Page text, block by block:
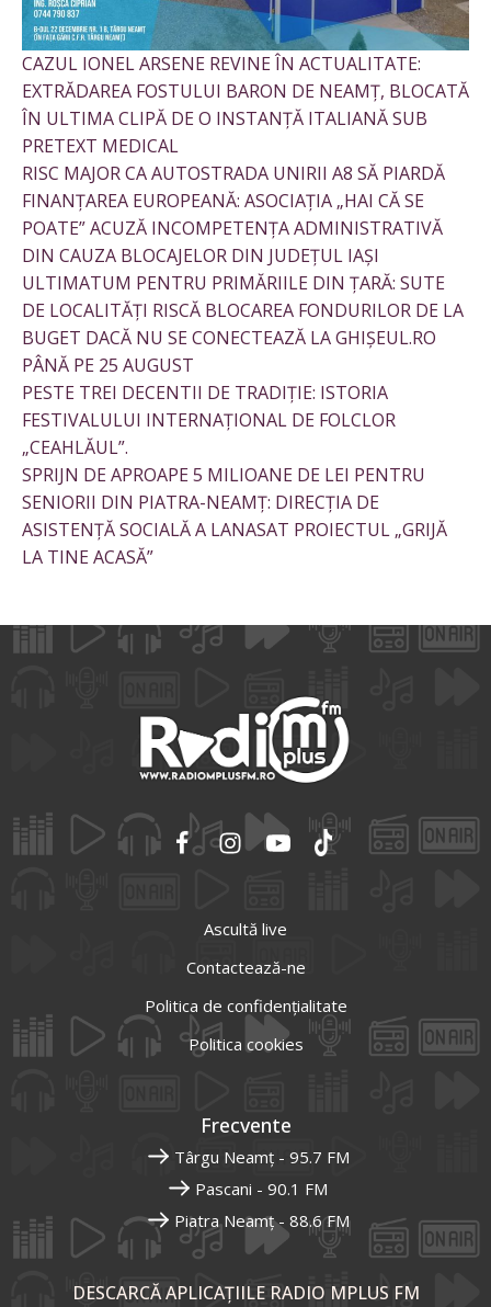
CAZUL IONEL ARSENE REVINE ÎN ACTUALITATE:
EXTRĂDAREA FOSTULUI BARON DE NEAMȚ, BLOCATĂ
ÎN ULTIMA CLIPĂ DE O INSTANȚĂ ITALIANĂ SUB
PRETEXT MEDICAL
RISC MAJOR CA AUTOSTRADA UNIRII A8 SĂ PIARDĂ
FINANȚAREA EUROPEANĂ: ASOCIAȚIA „HAI CĂ SE
POATE” ACUZĂ INCOMPETENȚA ADMINISTRATIVĂ
DIN CAUZA BLOCAJELOR DIN JUDEȚUL IAȘI
ULTIMATUM PENTRU PRIMĂRIILE DIN ȚARĂ: SUTE
DE LOCALITĂȚI RISCĂ BLOCAREA FONDURILOR DE LA
BUGET DACĂ NU SE CONECTEAZĂ LA GHIȘEUL.RO
PÂNĂ PE 25 AUGUST
PESTE TREI DECENTII DE TRADIȚIE: ISTORIA
FESTIVALULUI INTERNAȚIONAL DE FOLCLOR
„CEAHLĂUL”.
SPRIJN DE APROAPE 5 MILIOANE DE LEI PENTRU
SENIORII DIN PIATRA-NEAMȚ: DIRECȚIA DE
ASISTENȚĂ SOCIALĂ A LANASAT PROIECTUL „GRIJĂ
LA TINE ACASĂ”
Ascultă live
Contactează-ne
Politica de confidențialitate
Politica cookies
Frecvente
Târgu Neamț - 95.7 FM
Pascani - 90.1 FM
Piatra Neamț - 88.6 FM
DESCARCĂ APLICAȚIILE RADIO MPLUS FM